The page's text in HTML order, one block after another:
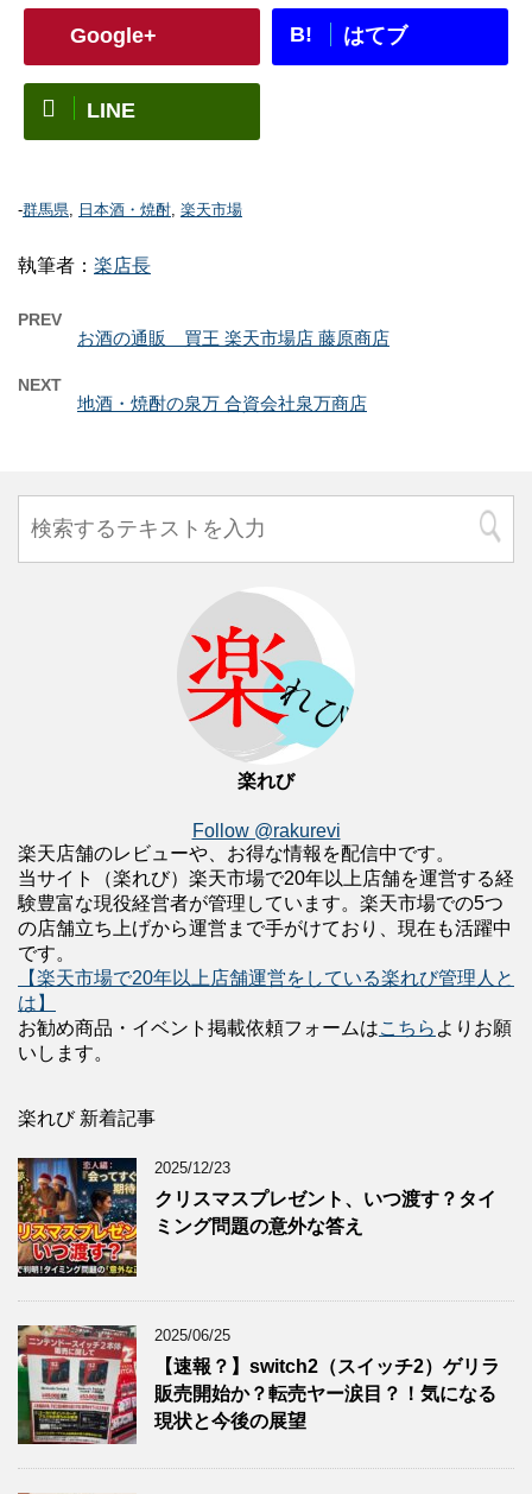
Google+ B! はてブ
LINE
-群馬県, 日本酒・焼酎, 楽天市場
執筆者： 楽店長
PREV
お酒の通販 買王 楽天市場店 藤原商店
NEXT
地酒・焼酎の泉万 合資会社泉万商店
楽れび
Follow @rakurevi
楽天店舗のレビューや、お得な情報を配信中です。
当サイト（楽れび）楽天市場で20年以上店舗を運営する経
験豊富な現役経営者が管理しています。楽天市場での5つ
の店舗立ち上げから運営まで手がけており、現在も活躍中
です。
【楽天市場で20年以上店舗運営をしている楽れび管理人と
は】
お勧め商品・イベント掲載依頼フォームはこちら よりお願
いします。
楽れび 新着記事
2025/12/23
クリスマスプレゼント、いつ渡す？タイ
ミング問題の意外な答え
2025/06/25
【速報？】switch2（スイッチ2）ゲリラ
販売開始か？転売ヤー涙目？！気になる
現状と今後の展望